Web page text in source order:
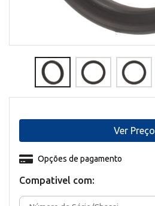
Compativel com:
Opções de pagamento
Ver Preço